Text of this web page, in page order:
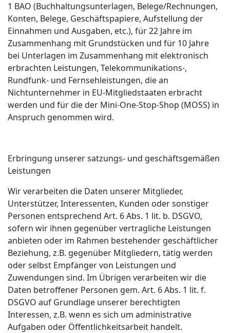
1 BAO (Buchhaltungsunterlagen, Belege/Rechnungen,
Konten, Belege, Geschäftspapiere, Aufstellung der
Einnahmen und Ausgaben, etc.), für 22 Jahre im
Zusammenhang mit Grundstücken und für 10 Jahre
bei Unterlagen im Zusammenhang mit elektronisch
erbrachten Leistungen, Telekommunikations-,
Rundfunk- und Fernsehleistungen, die an
Nichtunternehmer in EU-Mitgliedstaaten erbracht
werden und für die der Mini-One-Stop-Shop (MOSS) in
Anspruch genommen wird.
Erbringung unserer satzungs- und geschäftsgemäßen
Leistungen
Wir verarbeiten die Daten unserer Mitglieder,
Unterstützer, Interessenten, Kunden oder sonstiger
Personen entsprechend Art. 6 Abs. 1 lit. b. DSGVO,
sofern wir ihnen gegenüber vertragliche Leistungen
anbieten oder im Rahmen bestehender geschäftlicher
Beziehung, z.B. gegenüber Mitgliedern, tätig werden
oder selbst Empfänger von Leistungen und
Zuwendungen sind. Im Übrigen verarbeiten wir die
Daten betroffener Personen gem. Art. 6 Abs. 1 lit. f.
DSGVO auf Grundlage unserer berechtigten
Interessen, z.B. wenn es sich um administrative
Aufgaben oder Öffentlichkeitsarbeit handelt.